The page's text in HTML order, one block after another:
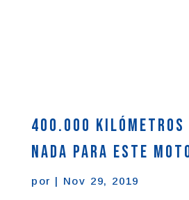
400.000 kilómetros
nada para este
por | Nov 29, 2019